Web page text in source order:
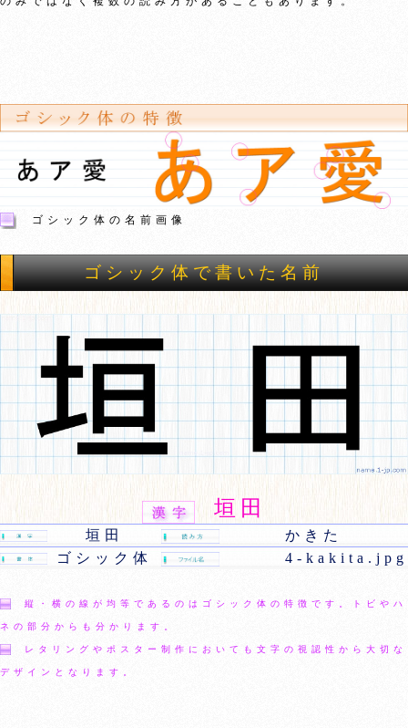
ゴシック体の名前画像
ゴシック体で書いた名前
垣田
垣田
かきた
ゴシック体
4-kakita.jpg
縦・横の線が均等であるのはゴシック体の特徴です。トビやハ
ネの部分からも分かります。
レタリングやポスター制作においても文字の視認性から大切な
デザインとなります。